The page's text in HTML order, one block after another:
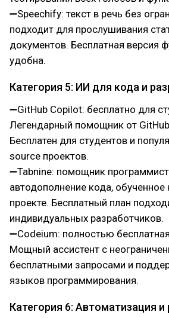
➖Speechify: текст в речь без
подходит для прослушивания
документов. Бесплатная версия
удобна.
Категория 5: ИИ для кода и
➖GitHub Copilot: бесплатно для
Легендарный помощник от
Бесплатен для студентов и
source проектов.
➖Tabnine: помощник
автодополнение кода,
проекте. Бесплатный план
индивидуальных разработчиков.
➖Codeium: полностью
Мощный ассистент с
бесплатными запросами и
языков программирования.
Категория 6: Автоматизация